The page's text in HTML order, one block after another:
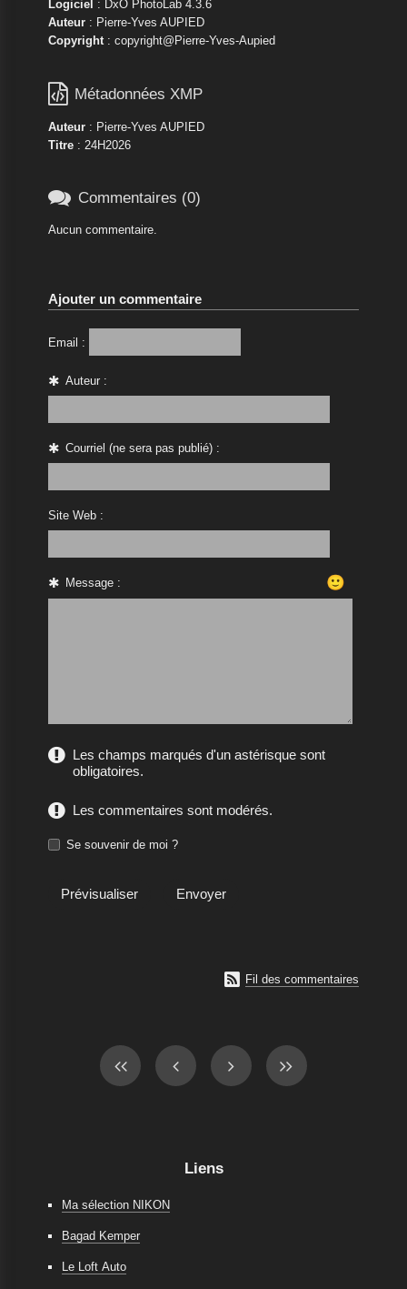
Logiciel : DxO PhotoLab 4.3.6
Auteur: Pierre-Yves AUPIED
Copyright: copyright@Pierre-Yves-Aupied
 Métadonnées XMP
Auteur: Pierre-Yves AUPIED
Titre: 24H2026
 Commentaires (0)
Aucun commentaire.
Ajouter un commentaire
Email :
Auteur :
Courriel (ne sera pas publié) :
Site Web :
Message : 🙂
Les champs marqués d'un astérisque sont
obligatoires.
Les commentaires sont modérés.
Se souvenir de moi ?
 Fil des commentaires
Liens
Ma sélection NIKON
Bagad Kemper
Le Loft Auto